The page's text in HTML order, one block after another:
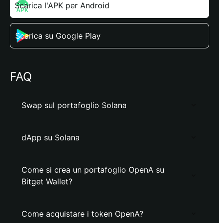
Scarica l'APK per Android
Scarica su Google Play
FAQ
Swap sul portafoglio Solana
dApp su Solana
Come si crea un portafoglio OpenA su
Bitget Wallet?
Come acquistare i token OpenA?